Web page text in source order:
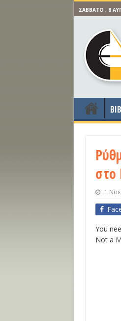
ΣΆΒΒΑΤΟ , 8
στο
1
You
Not a